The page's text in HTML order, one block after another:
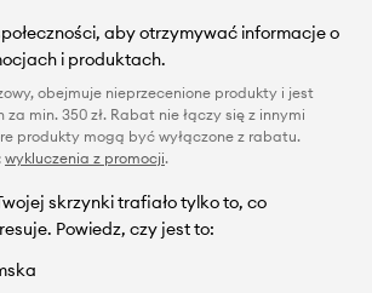
aby otrzymywać informacje o
i produktach.
obejmuje nieprzecenione produkty i jest
min. 350 zł. Rabat nie łączy się z innymi
produkty mogą być wyłączone z rabatu.
wykluczenia z promocji.
skrzynki trafiało tylko to, co
Powiedz, czy jest to: